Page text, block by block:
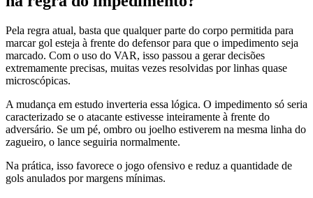
Pela regra atual, basta que qualquer parte do corpo permitida para
marcar gol esteja à frente do defensor para que o impedimento seja
marcado. Com o uso do VAR, isso passou a gerar decisões
extremamente precisas, muitas vezes resolvidas por linhas quase
microscópicas.
A mudança em estudo inverteria essa lógica. O impedimento só seria
caracterizado se o atacante estivesse inteiramente à frente do
adversário. Se um pé, ombro ou joelho estiverem na mesma linha do
zagueiro, o lance seguiria normalmente.
Na prática, isso favorece o jogo ofensivo e reduz a quantidade de
gols anulados por margens mínimas.